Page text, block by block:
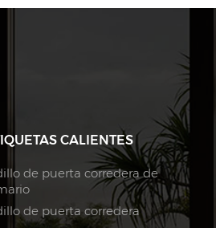
CALIENTES
de puerta corredera de
de puerta corredera